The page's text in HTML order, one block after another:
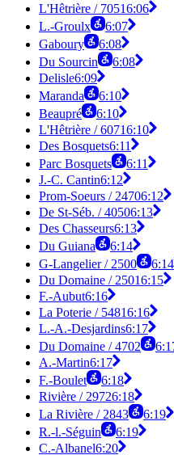
L'Hêtrière / 70516:06
L.-Groulx
6:07
Gaboury
6:08
Du Sourcin
6:08
Delisle6:09
Maranda
6:10
Beaupré
6:10
L'Hêtrière / 60716:10
Des Bosquets6:11
Parc Bosquets
6:11
J.-C. Cantin6:12
Prom-Soeurs / 24706:12
De St-Séb. / 40506:13
Des Chasseurs6:13
Du Guiana
6:14
G-Langelier / 2500
6:14
Du Domaine / 25016:15
F.-Aubut6:16
La Poterie / 54816:16
L.-A.-Desjardins6:17
Du Domaine / 4702
A.-Martin6:17
F.-Boulet
6:18
Rivière / 29726:18
La Rivière / 2843
6:19
R.-l.-Séguin
6:19
C.-Albanel6:20